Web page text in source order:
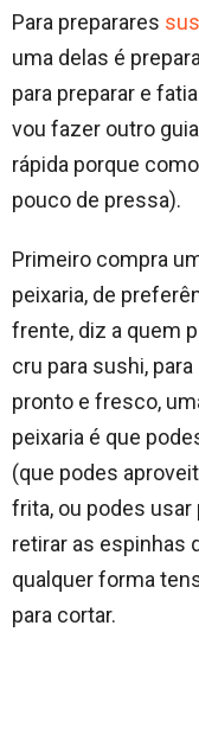
Para preparares
uma delas é
para preparar e
vou fazer outro
rápida porque
pouco de pressa).
Primeiro compra
peixaria, de
frente, diz a quem
cru para sushi,
pronto e fresco,
peixaria é que
(que podes
frita, ou podes usar
retirar as espinhas
qualquer forma
para cortar.